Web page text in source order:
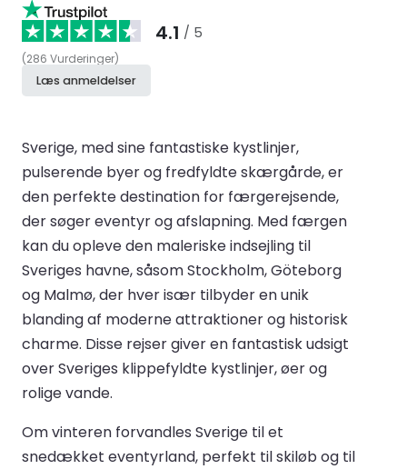
4.1 / 5
(286 Vurderinger)
Læs anmeldelser
Sverige, med sine fantastiske kystlinjer,
pulserende byer og fredfyldte skærgårde, er
den perfekte destination for færgerejsende,
der søger eventyr og afslapning. Med færgen
kan du opleve den maleriske indsejling til
Sveriges havne, såsom Stockholm, Göteborg
og Malmø, der hver især tilbyder en unik
blanding af moderne attraktioner og historisk
charme. Disse rejser giver en fantastisk udsigt
over Sveriges klippefyldte kystlinjer, øer og
rolige vande.
Om vinteren forvandles Sverige til et
snedækket eventyrland, perfekt til skiløb og til